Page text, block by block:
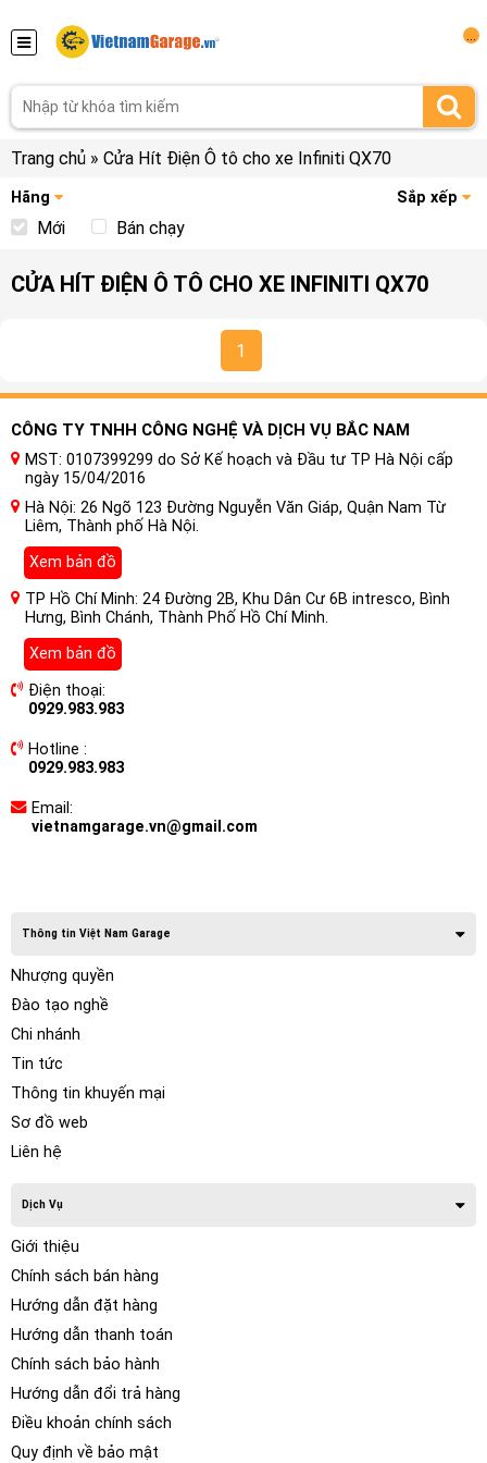
Trang chủ » Cửa Hít Điện Ô tô cho xe Infiniti QX70
Hãng Sắp xếp
Mới Bán chạy
CỬA HÍT ĐIỆN Ô TÔ CHO XE INFINITI QX70
1
CÔNG TY TNHH CÔNG NGHỆ VÀ DỊCH VỤ BẮC NAM
MST: 0107399299 do Sở Kế hoạch và Đầu tư TP Hà Nội cấp
ngày 15/04/2016
Hà Nội: 26 Ngõ 123 Đường Nguyễn Văn Giáp, Quận Nam Từ
Liêm, Thành phố Hà Nội.
Xem bản đồ
TP Hồ Chí Minh: 24 Đường 2B, Khu Dân Cư 6B intresco, Bình
Hưng, Bình Chánh, Thành Phố Hồ Chí Minh.
Xem bản đồ
Điện thoại:
0929.983.983
Hotline :
0929.983.983
Email:
vietnamgarage.vn@gmail.com
Thông tin Việt Nam Garage
Nhượng quyền
Đào tạo nghề
Chi nhánh
Tin tức
Thông tin khuyến mại
Sơ đồ web
Liên hệ
Dịch Vụ
Giới thiệu
Chính sách bán hàng
Hướng dẫn đặt hàng
Hướng dẫn thanh toán
Chính sách bảo hành
Hướng dẫn đổi trả hàng
Điều khoản chính sách
Quy định về bảo mật